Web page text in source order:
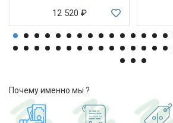
12 520 ₽
Почему именно мы ?